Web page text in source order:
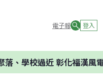
電子報 登入
、學校過近 彰化福漢風電